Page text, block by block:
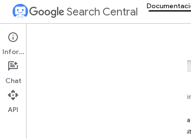
Search Central
Documentation
Página
En
Información
Chat
API